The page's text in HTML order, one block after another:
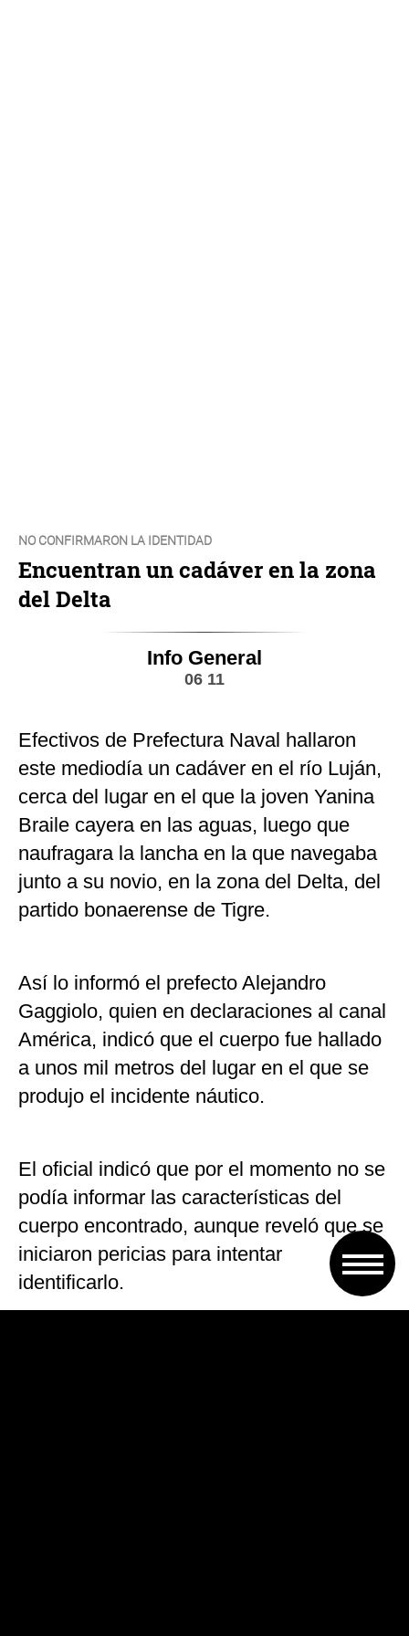
NO CONFIRMARON LA IDENTIDAD
Encuentran un cadáver en la zona
del Delta
Info General
06 11
Efectivos de Prefectura Naval hallaron
este mediodía un cadáver en el río Luján,
cerca del lugar en el que la joven Yanina
Braile cayera en las aguas, luego que
naufragara la lancha en la que navegaba
junto a su novio, en la zona del Delta, del
partido bonaerense de Tigre.
Así lo informó el prefecto Alejandro
Gaggiolo, quien en declaraciones al canal
América, indicó que el cuerpo fue hallado
a unos mil metros del lugar en el que se
produjo el incidente náutico.
El oficial indicó que por el momento no se
podía informar las características del
cuerpo encontrado, aunque reveló que se
iniciaron pericias para intentar
identificarlo.